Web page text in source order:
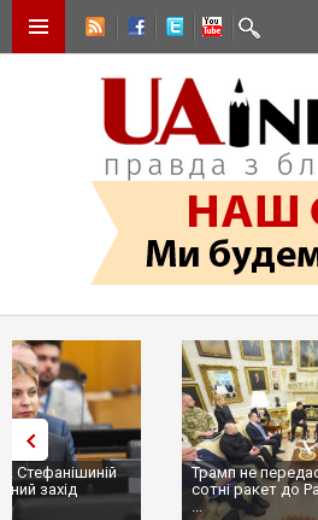
Трамп не передасть Україні
сотні ракет до Patriot, бо у США